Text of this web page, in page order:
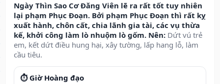
Ngày Thìn Sao Cơ Đăng Viên lẽ ra rất tốt tuy nhiên
lại phạm Phục Đoạn. Bởi phạm Phục Đoạn thì rất kỵ
xuất hành, chôn cất, chia lãnh gia tài, các vụ thừa
kế, khởi công làm lò nhuộm lò gốm. Nên: Dứt vú trẻ
em, kết dứt điều hung hại, xây tường, lấp hang lỗ, làm
cầu tiêu.
⏱️ Giờ Hoàng đạo